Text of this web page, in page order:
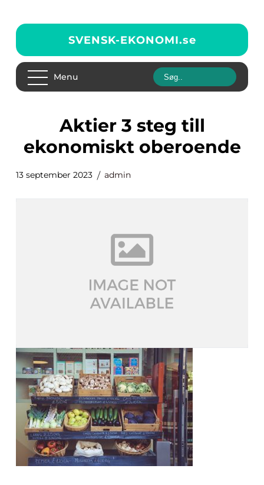
SVENSK-EKONOMI.se
Menu
aktier 3 steg till
ekonomiskt oberoende
13 september 2023 admin